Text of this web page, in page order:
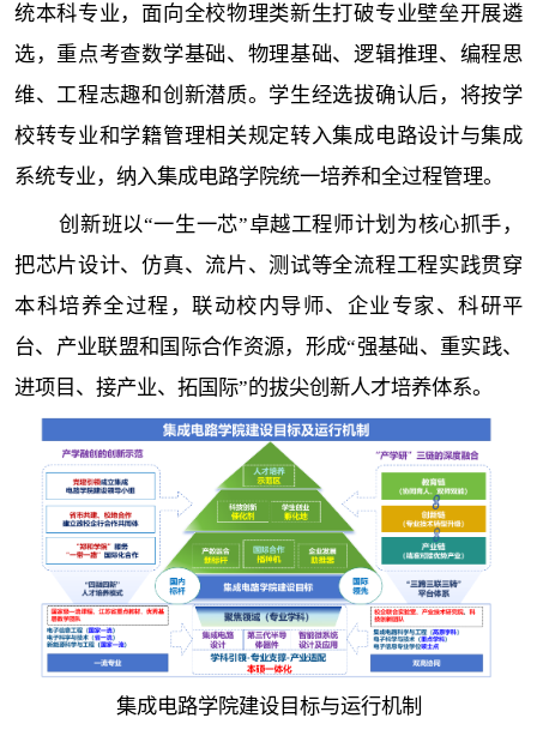
统本科专业，面向全校物理类新生打破专业壁垒开展遴
选，重点考查数学基础、物理基础、逻辑推理、编程思
维、工程志趣和创新潜质。学生经选拔确认后，将按学
校转专业和学籍管理相关规定转入集成电路设计与集成
系统专业，纳入集成电路学院统一培养和全过程管理。
创新班以“一生一芯”卓越工程师计划为核心抓手，
把芯片设计、仿真、流片、测试等全流程工程实践贯穿
本科培养全过程，联动校内导师、企业专家、科研平
台、产业联盟和国际合作资源，形成“强基础、重实践、
进项目、接产业、拓国际”的拔尖创新人才培养体系。
集成电路学院建设目标与运行机制